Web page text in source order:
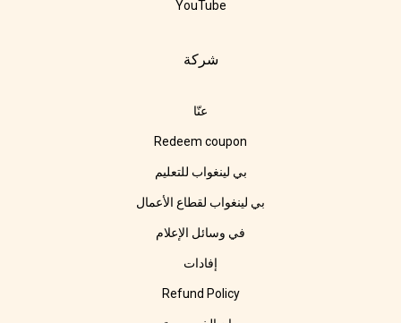
YouTube
شركة
عنّا
Redeem coupon
بي لينغواب للتعليم
بي لينغواب لقطاع الأعمال
في وسائل الإعلام
إفادات
Refund Policy